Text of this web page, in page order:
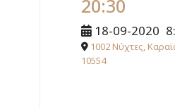
20:30
18-09-2020
1002 Νύχτες,
10554